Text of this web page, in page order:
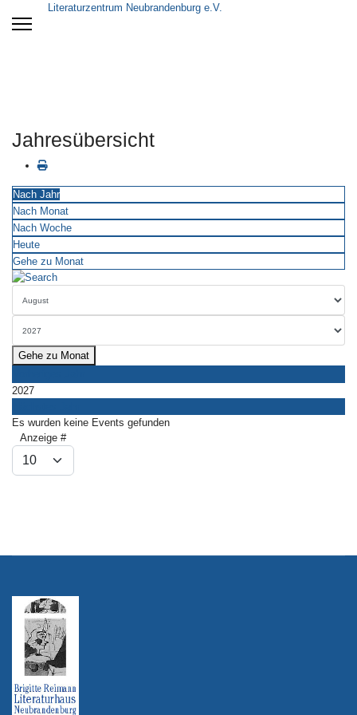
Literaturzentrum Neubrandenburg e.V.
Jahresübersicht
Nach Jahr
Nach Monat
Nach Woche
Heute
Gehe zu Monat
Gehe zu Monat
2027
Es wurden keine Events gefunden
Limite der Paginierungsliste
Anzeige #